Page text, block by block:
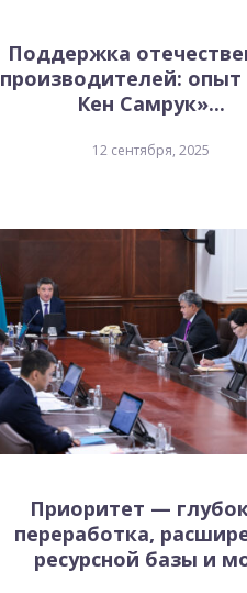
Поддержка
производителей: опыт
Кен Самрук»...
12 сентября, 2025
Приоритет —
переработка,
ресурсной базы и